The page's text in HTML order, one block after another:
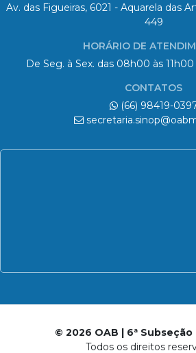
Av. das Figueiras, 6021 - Aquarela das
449
HORÁRIO DE
De Seg. à Sex. das 08h00 às
CONTATOS
(66) 98419-
© 2026 OAB | 6ª
Todos os direitos